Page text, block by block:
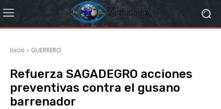
Inicio GUERRERO
Refuerza SAGADEGRO acciones
preventivas contra el gusano
barrenador